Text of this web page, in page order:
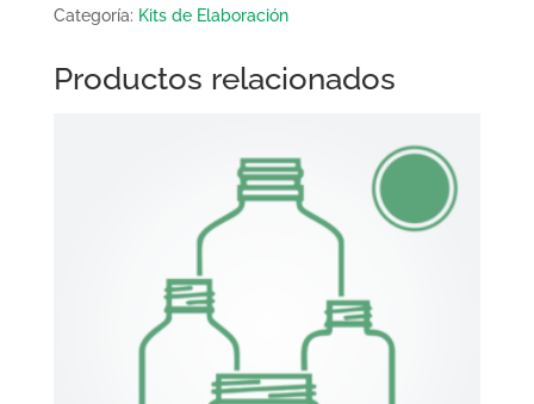
Categoría: Kits de Elaboración
Productos relacionados